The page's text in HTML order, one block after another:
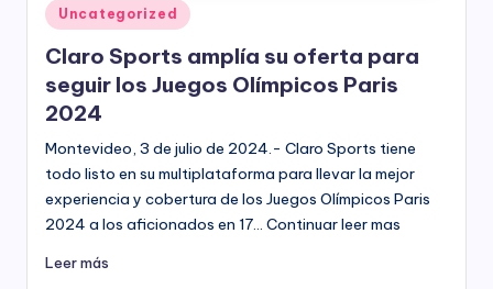
Publicado
en
Uncategorized
Claro Sports amplía su oferta para
seguir los Juegos Olímpicos Paris
2024
Montevideo, 3 de julio de 2024.- Claro Sports tiene
todo listo en su multiplataforma para llevar la mejor
experiencia y cobertura de los Juegos Olímpicos Paris
2024 a los aficionados en 17… Continuar leer mas
Leer más